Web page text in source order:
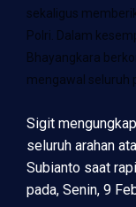
sekaligus
Polri. Dalam
Bhayangkara
mengawal seluruh
Sigit
seluruh arahan
Subianto saat
pada, Senin, 9